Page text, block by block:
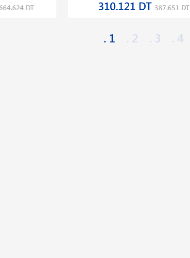
DT 310.121 DT387.651 DT
1 2 3 4